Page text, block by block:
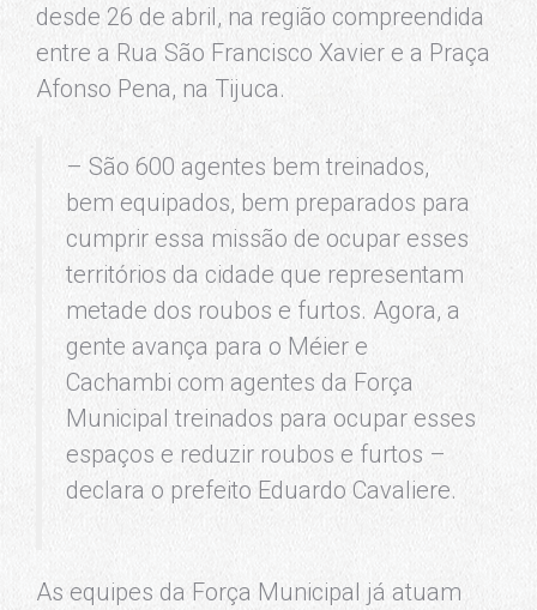
desde 26 de abril, na região compreendida
entre a Rua São Francisco Xavier e a Praça
Afonso Pena, na Tijuca.
– São 600 agentes bem treinados,
bem equipados, bem preparados para
cumprir essa missão de ocupar esses
territórios da cidade que representam
metade dos roubos e furtos. Agora, a
gente avança para o Méier e
Cachambi com agentes da Força
Municipal treinados para ocupar esses
espaços e reduzir roubos e furtos –
declara o prefeito Eduardo Cavaliere.
As equipes da Força Municipal já atuam